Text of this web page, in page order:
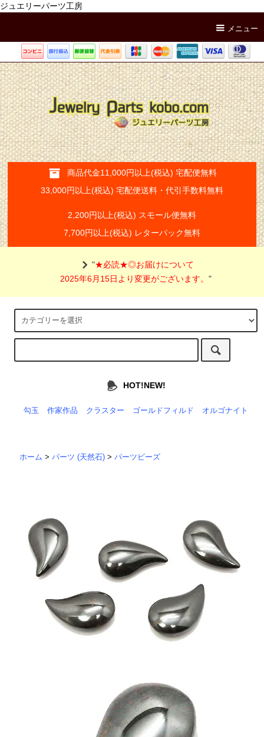
ジュエリーパーツ工房
メニュー
商品代金11,000円以上(税込) 宅配便無料
33,000円以上(税込) 宅配便送料・代引手数料無料
2,200円以上(税込) スモール便無料
7,700円以上(税込) レターパック無料
"★必読★◎お届けについて
2025年6月15日より変更がございます。"
HOT!NEW!
勾玉 作家作品 クラスター ゴールドフィルド オルゴナイト
ホーム >パーツ (天然石) >パーツビーズ